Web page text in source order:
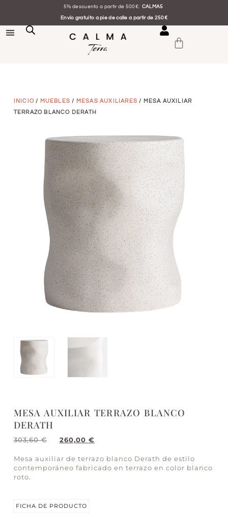
5% descuento a partir de 500€: CALMA5
Envío gratuito a pie de calle a partir de 250€
INICIO / MUEBLES / MESAS AUXILIARES / MESA AUXILIAR
TERRAZO BLANCO DERATH
MESA AUXILIAR TERRAZO BLANCO
DERATH
303,60€ 260,00 €
Mesa auxiliar de terrazo blanco Derath de estilo
contemporáneo fabricado en terrazo en color blanco
roto.
FICHA DE PRODUCTO